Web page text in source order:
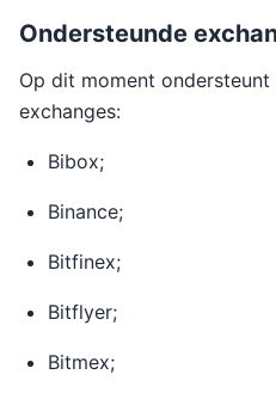
Ondersteunde
Op dit moment
exchanges:
Bibox;
Binance;
Bitfinex;
Bitflyer;
Bitmex;